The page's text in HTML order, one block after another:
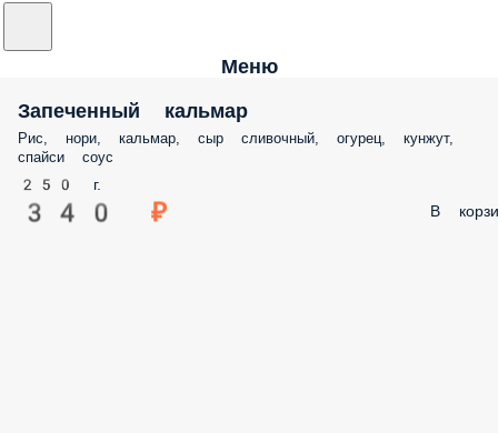
Меню
Запеченный кальмар
Рис, нори, кальмар, сыр сливочный, огурец, кунжут,
спайси соус
250 г.
340 ₽ В